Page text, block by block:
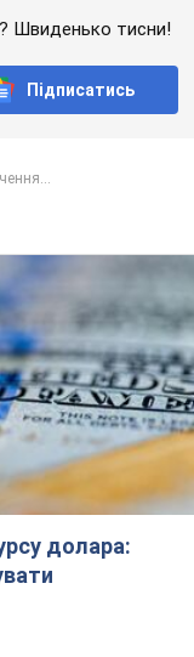
Швиденько тисни!
Підписатись
долара: